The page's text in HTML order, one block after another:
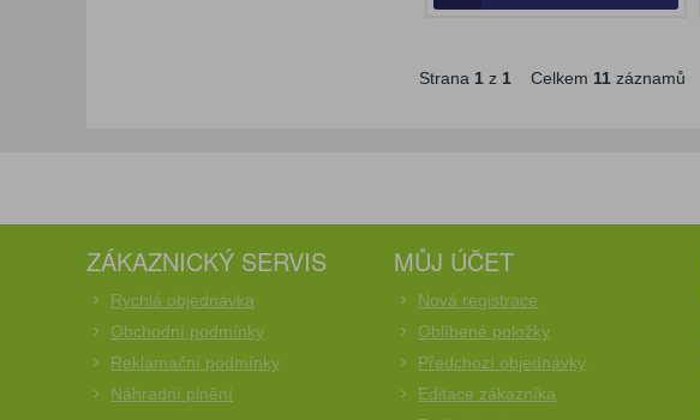
Strana 1z 1Celkem 11záznamů
ZÁKAZNICKÝ SERVIS
Rychlá objednávka
Obchodní podmínky
Reklamační podmínky
Náhradní plnění
MŮJ ÚČET
Nová registrace
Oblíbené položky
Předchozí objednávky
Editace zákazníka